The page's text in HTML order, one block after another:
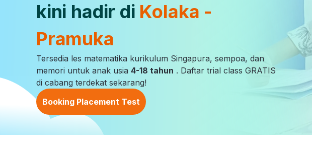
kini hadir di Kolaka -
Pramuka
Tersedia les matematika kurikulum Singapura, sempoa, dan
memori untuk anak usia 4-18 tahun . Daftar trial class GRATIS
di cabang terdekat sekarang!
Booking Placement Test